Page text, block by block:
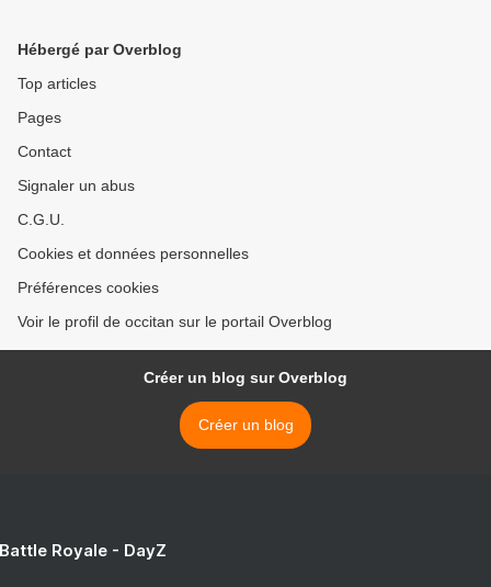
Hébergé par Overblog
Top articles
Pages
Contact
Signaler un abus
C.G.U.
Cookies et données personnelles
Préférences cookies
Voir le profil de occitan sur le portail Overblog
Créer un blog sur Overblog
Créer un blog
Royale - DayZ